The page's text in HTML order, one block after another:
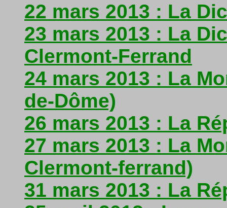
22 mars 2013 : La
23 mars 2013 : La
Clermont-Ferrand
24 mars 2013 : La
de-Dôme)
26 mars 2013 : La
27 mars 2013 : La
Clermont-ferrand)
31 mars 2013 : La